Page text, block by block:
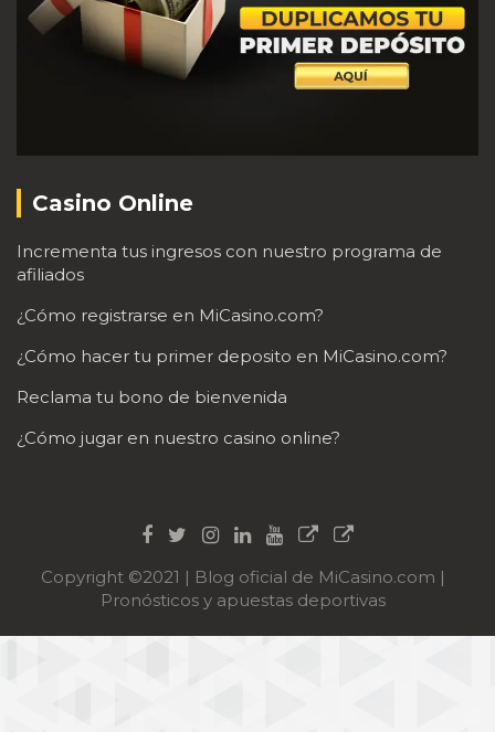
Casino Online
Incrementa tus ingresos con nuestro programa de
afiliados
¿Cómo registrarse en MiCasino.com?
¿Cómo hacer tu primer deposito en MiCasino.com?
Reclama tu bono de bienvenida
¿Cómo jugar en nuestro casino online?
Copyright ©2021 | Blog oficial de MiCasino.com |
Pronósticos y apuestas deportivas